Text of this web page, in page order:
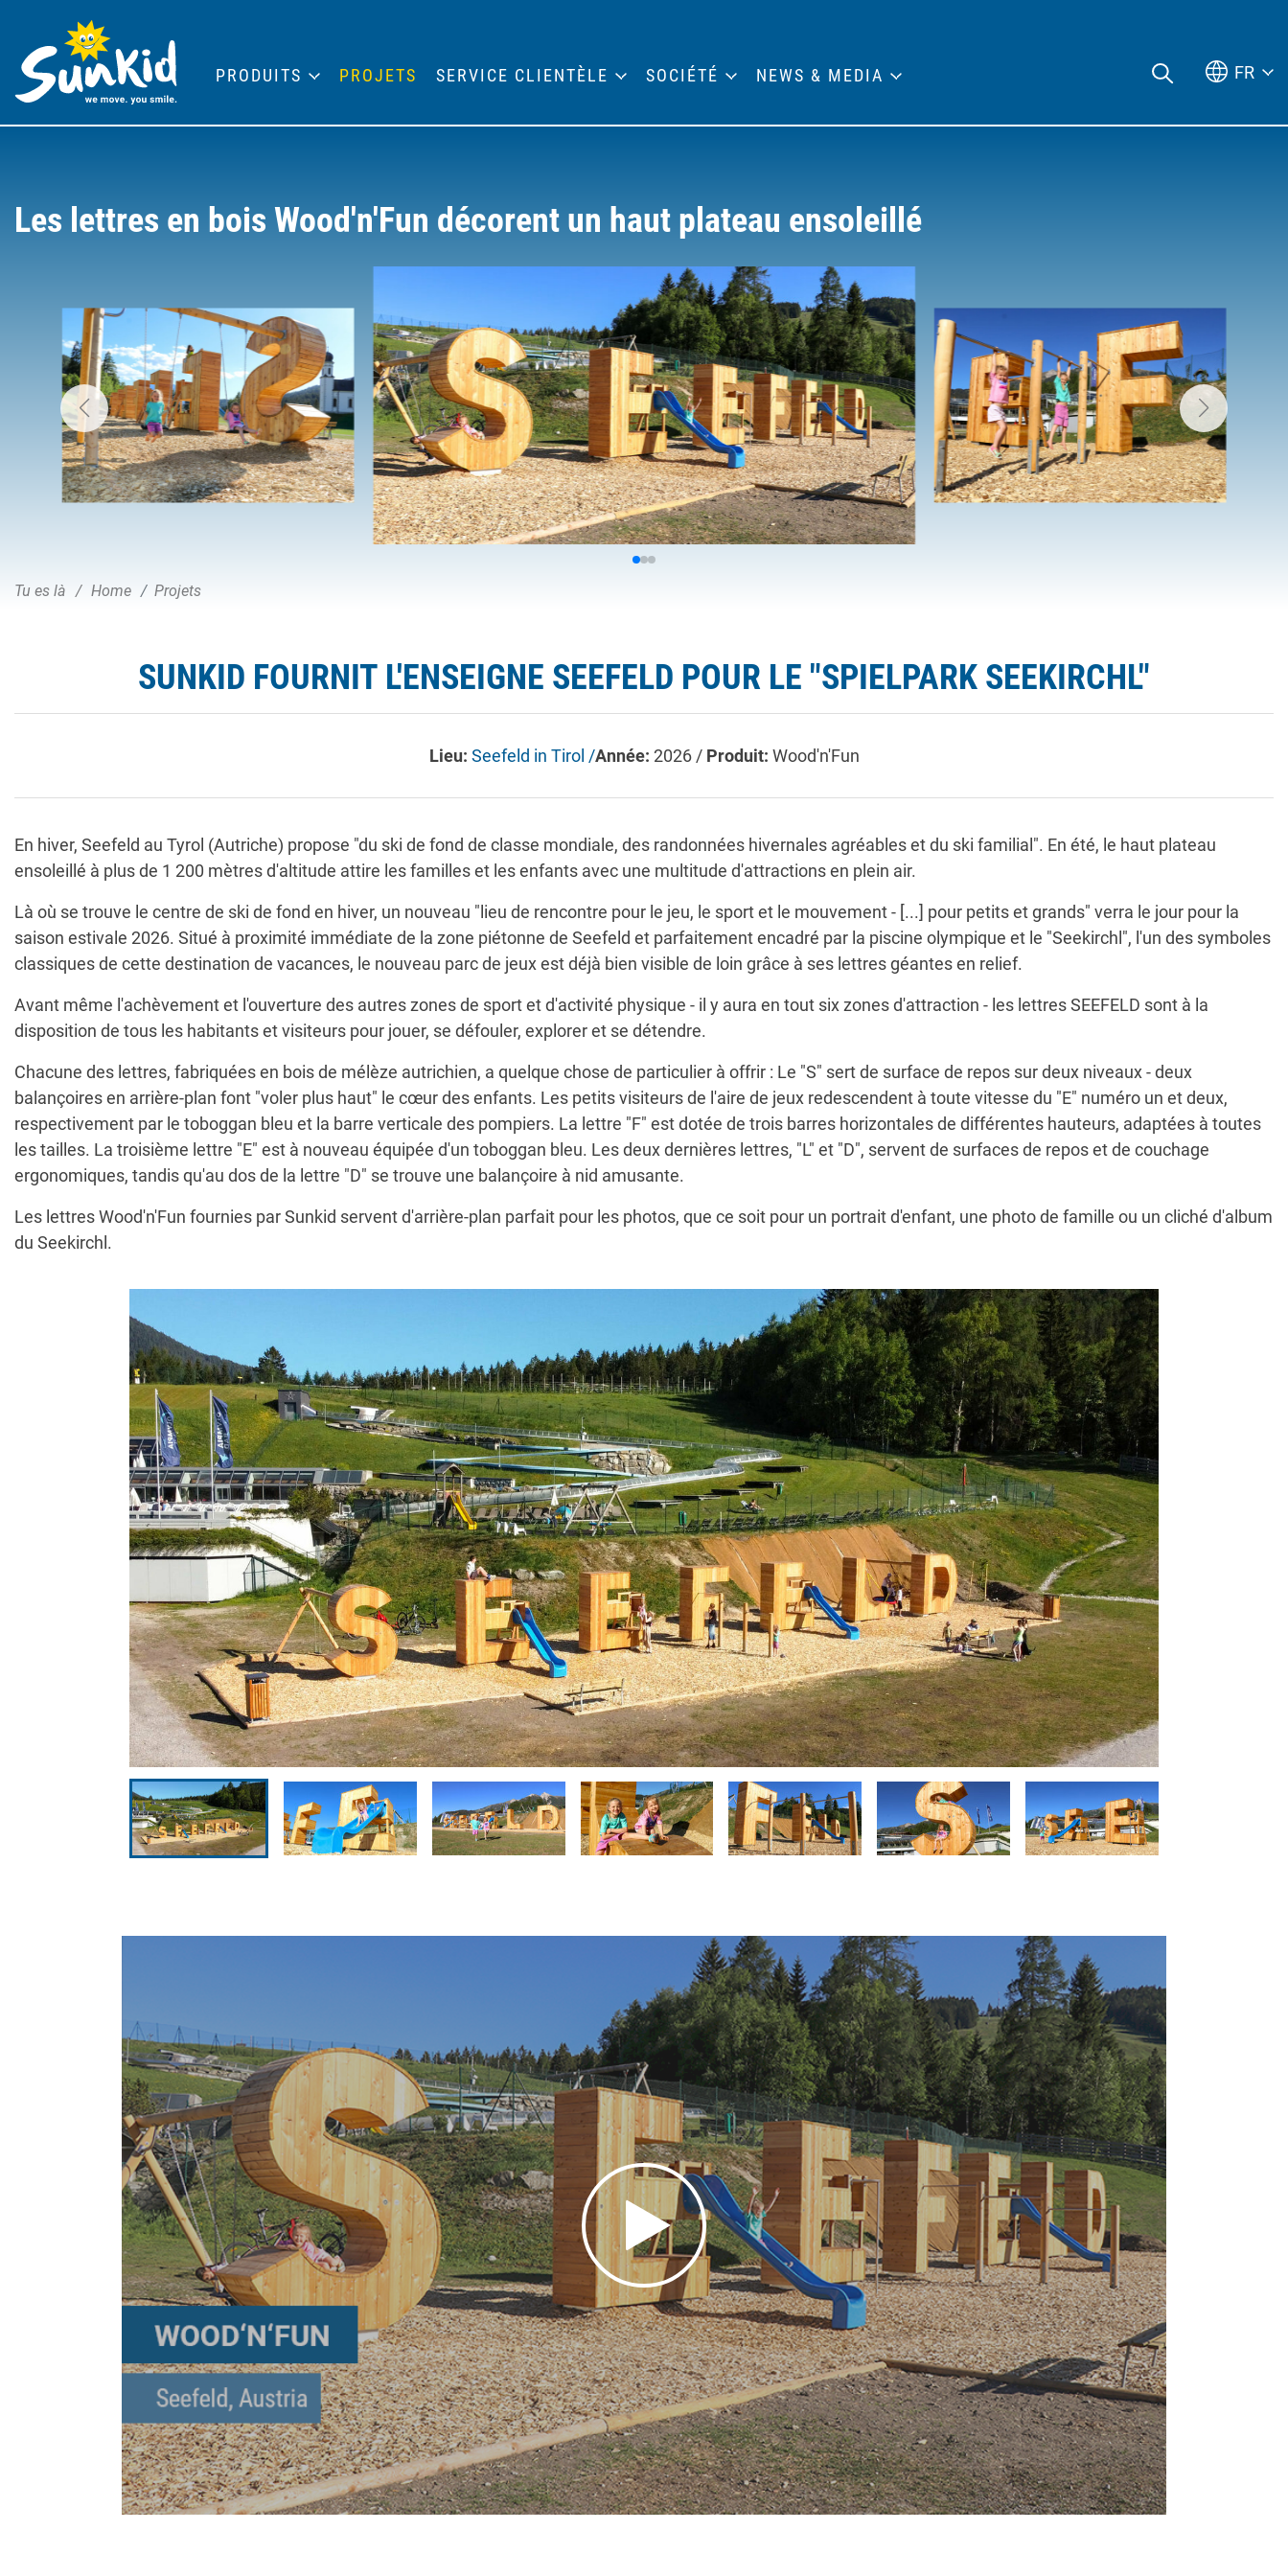
Les lettres en bois Wood'n'Fun décorent un haut plateau ensoleillé
Tu es là Home Projets
SUNKID FOURNIT L'ENSEIGNE SEEFELD POUR LE "SPIELPARK SEEKIRCHL"
Lieu: Seefeld in Tirol /Année: 2026 / Produit: Wood'n'Fun
En hiver, Seefeld au Tyrol (Autriche) propose "du ski de fond de classe mondiale, des randonnées hivernales agréables et du ski familial". En été, le haut plateau
ensoleillé à plus de 1 200 mètres d'altitude attire les familles et les enfants avec une multitude d'attractions en plein air.
Là où se trouve le centre de ski de fond en hiver, un nouveau "lieu de rencontre pour le jeu, le sport et le mouvement - [...] pour petits et grands" verra le jour pour la
saison estivale 2026. Situé à proximité immédiate de la zone piétonne de Seefeld et parfaitement encadré par la piscine olympique et le "Seekirchl", l'un des symboles
classiques de cette destination de vacances, le nouveau parc de jeux est déjà bien visible de loin grâce à ses lettres géantes en relief.
Avant même l'achèvement et l'ouverture des autres zones de sport et d'activité physique - il y aura en tout six zones d'attraction - les lettres SEEFELD sont à la
disposition de tous les habitants et visiteurs pour jouer, se défouler, explorer et se détendre.
Chacune des lettres, fabriquées en bois de mélèze autrichien, a quelque chose de particulier à offrir : Le "S" sert de surface de repos sur deux niveaux - deux
balançoires en arrière-plan font "voler plus haut" le cœur des enfants. Les petits visiteurs de l'aire de jeux redescendent à toute vitesse du "E" numéro un et deux,
respectivement par le toboggan bleu et la barre verticale des pompiers. La lettre "F" est dotée de trois barres horizontales de différentes hauteurs, adaptées à toutes
les tailles. La troisième lettre "E" est à nouveau équipée d'un toboggan bleu. Les deux dernières lettres, "L" et "D", servent de surfaces de repos et de couchage
ergonomiques, tandis qu'au dos de la lettre "D" se trouve une balançoire à nid amusante.
Les lettres Wood'n'Fun fournies par Sunkid servent d'arrière-plan parfait pour les photos, que ce soit pour un portrait d'enfant, une photo de famille ou un cliché d'album
du Seekirchl.
PRODUITS PROJETS SERVICE CLIENTÈLE SOCIÉTÉ NEWS & MEDIA FR